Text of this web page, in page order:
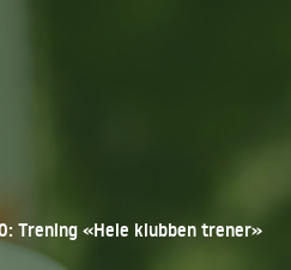
Trening «Hele klubben trener»